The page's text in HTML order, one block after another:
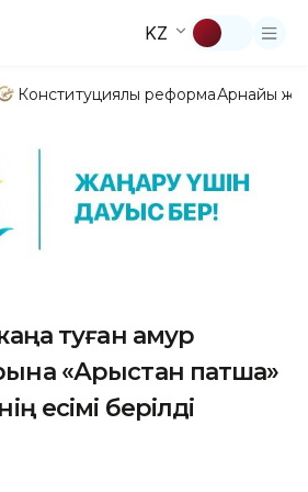
KZ
Конституциялық реформаАрнайы
туған амур
«Арыстан патша»
есімі берілді